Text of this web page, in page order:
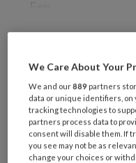
Wil je
Maak gratis
artikelen
We Care About Your
We and our889 partners
data or unique identifiers, on
tracking technologies to
partners process data to
consent will disable them. If
you see may not be as
change your choices or